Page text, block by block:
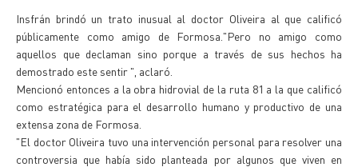
Insfrán brindó un trato inusual al doctor Oliveira al que calificó
públicamente como amigo de Formosa."Pero no amigo como
aquellos que declaman sino porque a través de sus hechos ha
demostrado este sentir ", aclaró.
Mencionó entonces a la obra hidrovial de la ruta 81 a la que calificó
como estratégica para el desarrollo humano y productivo de una
extensa zona de Formosa.
"El doctor Oliveira tuvo una intervención personal para resolver una
controversia que había sido planteada por algunos que viven en